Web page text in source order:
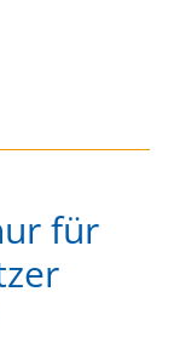
für